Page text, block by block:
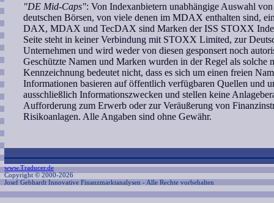
"DE Mid-Caps": Von Indexanbietern unabhängige Auswahl
deutschen Börsen, von viele denen im MDAX enthalten sind,
DAX, MDAX und TecDAX sind Marken der ISS STOXX
Seite steht in keiner Verbindung mit STOXX Limited, zur
Unternehmen und wird weder von diesen gesponsert noch
Geschützte Namen und Marken wurden in der Regel als solche
Kennzeichnung bedeutet nicht, dass es sich um einen freien
Informationen basieren auf öffentlich verfügbaren Quellen und
ausschließlich Informationszwecken und stellen keine
Aufforderung zum Erwerb oder zur Veräußerung von
Risikoanlagen. Alle Angaben sind ohne Gewähr.
www.Traducer.de
Copyright © 2000-2026
Josef Gebhardt Innovative Finanzmarktanalysen - Alle Rechte vorbehalten